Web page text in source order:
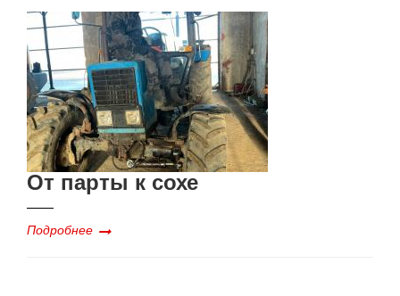
От парты к сохе
Подробнее